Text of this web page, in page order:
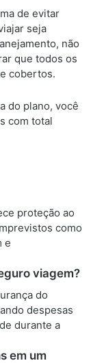
de evitar
seja
não
que todos os
cobertos.
do plano, você
com total
proteção ao
como
e
viagem?
do
despesas
durante a
em um